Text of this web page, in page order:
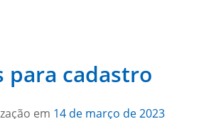
para cadastro
em 14 de março de 2023